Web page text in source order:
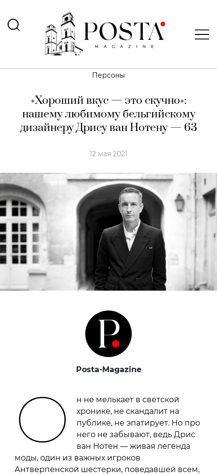
Персоны
«Хороший вкус — это скучно»:
нашему любимому бельгийскому
дизайнеру Дрису ван Нотену — 63
12 мая 2021
Posta-Magazine
О
н не мелькает в светской
хронике, не скандалит на
публике, не эпатирует. Но про
него не забывают, ведь Дрис
ван Нотен — живая легенда
моды, один из важных игроков
Антверпенской шестерки, поведавшей всем,